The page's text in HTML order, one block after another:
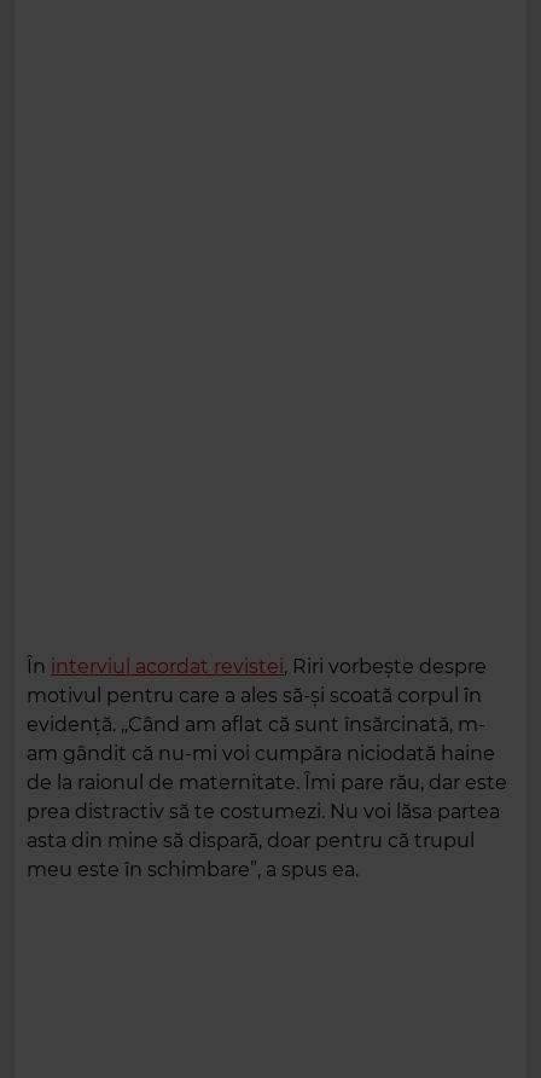
În interviul acordat revistei, Riri vorbește despre
motivul pentru care a ales să-și scoată corpul în
evidență. „Când am aflat că sunt însărcinată, m-
am gândit că nu-mi voi cumpăra niciodată haine
de la raionul de maternitate. Îmi pare rău, dar este
prea distractiv să te costumezi. Nu voi lăsa partea
asta din mine să dispară, doar pentru că trupul
meu este în schimbare”, a spus ea.